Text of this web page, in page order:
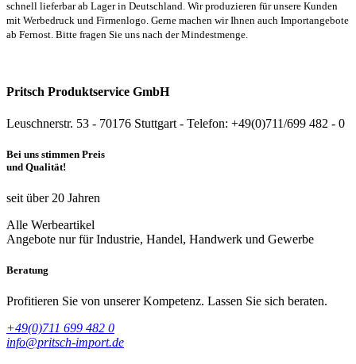
schnell lieferbar ab Lager in Deutschland. Wir produzieren für unsere Kunden
mit Werbedruck und Firmenlogo. Gerne machen wir Ihnen auch Importangebote
ab Fernost. Bitte fragen Sie uns nach der Mindestmenge.
Pritsch Produktservice GmbH
Leuschnerstr. 53 - 70176 Stuttgart - Telefon: +49(0)711/699 482 - 0
Bei uns stimmen Preis
und Qualität!
seit über 20 Jahren
Alle Werbeartikel
Angebote nur für Industrie, Handel, Handwerk und Gewerbe
Beratung
Profitieren Sie von unserer Kompetenz. Lassen Sie sich beraten.
+49(0)711 699 482 0
info@pritsch-import.de